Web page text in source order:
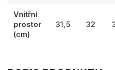
Vnitřní
prostor
(cm)
31,5 32